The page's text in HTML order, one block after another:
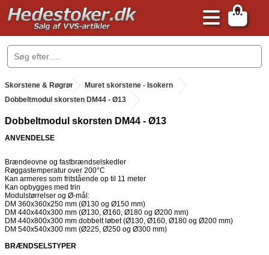
0
.
Skorstene & Røgrør . Muret skorstene - Isokern
Dobbeltmodul skorsten DM44 - Ø13
Dobbeltmodul skorsten DM44 - Ø13
ANVENDELSE
Brændeovne og fastbrændselskedler
Røggastemperatur over 200°C
Kan armeres som fritstående op til 11 meter
Kan opbygges med trin
Modulstørrelser og Ø-mål:
DM 360x360x250 mm (Ø130 og Ø150 mm)
DM 440x440x300 mm (Ø130, Ø160, Ø180 og Ø200 mm)
DM 440x800x300 mm dobbelt løbet (Ø130, Ø160, Ø180 og Ø200 mm)
DM 540x540x300 mm (Ø225, Ø250 og Ø300 mm)
BRÆNDSELSTYPER